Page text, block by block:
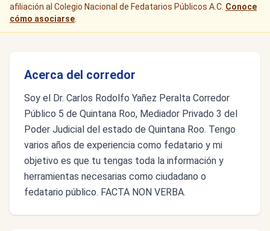
afiliación al Colegio Nacional de Fedatarios Públicos A.C. Conoce
cómo asociarse
Acerca del corredor
Soy el Dr. Carlos Rodolfo Yañez Peralta Corredor
Público 5 de Quintana Roo, Mediador Privado 3 del
Poder Judicial del estado de Quintana Roo. Tengo
varios años de experiencia como fedatario y mi
objetivo es que tu tengas toda la información y
herramientas necesarias como ciudadano o
fedatario público. FACTA NON VERBA.